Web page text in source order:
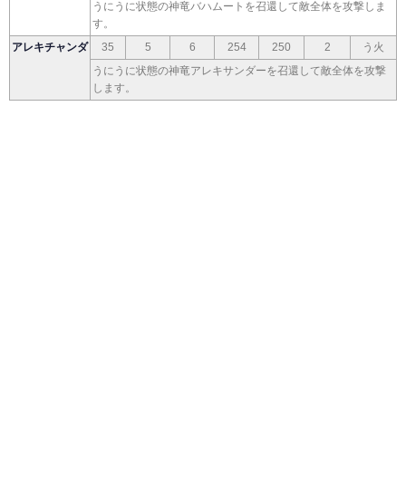
うにうに状態の神竜バハムートを召還して敵全体を攻撃しま
す。
アレキチャンダ
35 5 6 254 250 2
う火
うにうに状態の神竜アレキサンダーを召還して敵全体を攻撃
します。